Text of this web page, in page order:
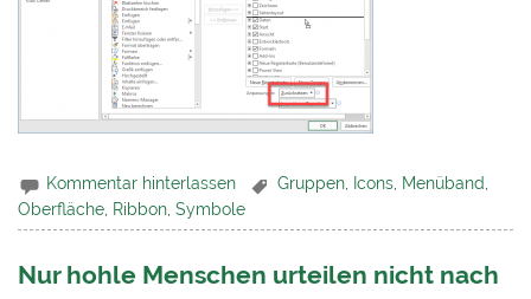
Kommentar hinterlassen Gruppen, Icons, Menüband,
Oberfläche Ribbon ,Symbole
Nur hohle Menschen urteilen nicht nach